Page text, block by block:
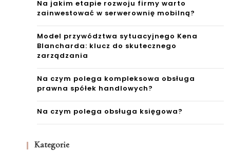
Na jakim etapie rozwoju firmy warto
zainwestować w serwerownię mobilną?
Model przywództwa sytuacyjnego Kena
Blancharda: klucz do skutecznego
zarządzania
Na czym polega kompleksowa obsługa
prawna spółek handlowych?
Na czym polega obsługa księgowa?
Kategorie